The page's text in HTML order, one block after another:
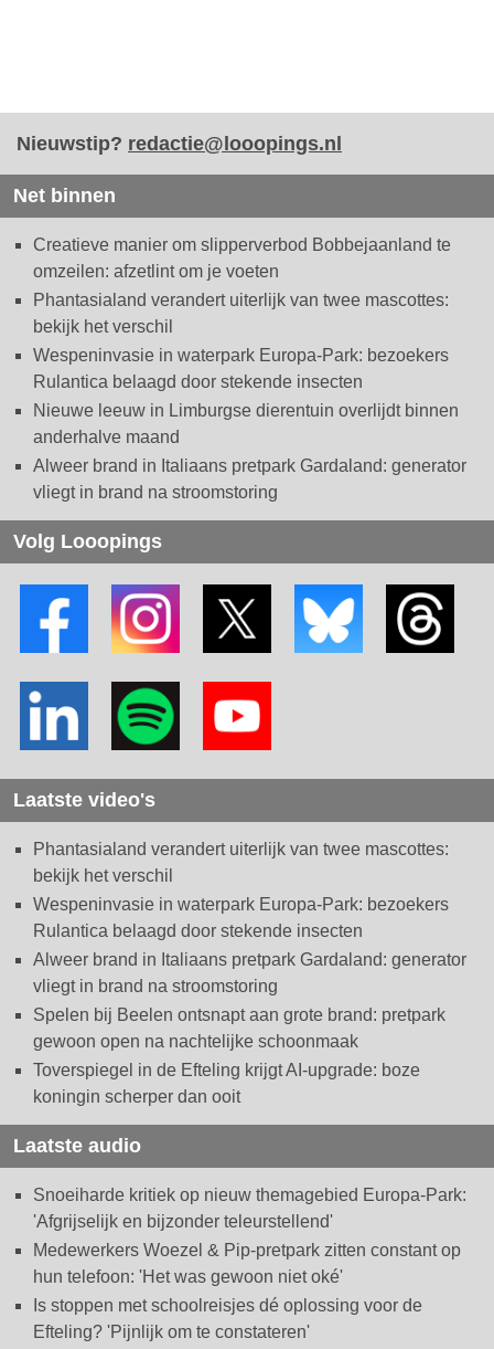
Nieuwstip? redactie@looopings.nl
Net binnen
Creatieve manier om slipperverbod Bobbejaanland te
omzeilen: afzetlint om je voeten
Phantasialand verandert uiterlijk van twee mascottes:
bekijk het verschil
Wespeninvasie in waterpark Europa-Park: bezoekers
Rulantica belaagd door stekende insecten
Nieuwe leeuw in Limburgse dierentuin overlijdt binnen
anderhalve maand
Alweer brand in Italiaans pretpark Gardaland: generator
vliegt in brand na stroomstoring
Volg Looopings
Laatste video's
Phantasialand verandert uiterlijk van twee mascottes:
bekijk het verschil
Wespeninvasie in waterpark Europa-Park: bezoekers
Rulantica belaagd door stekende insecten
Alweer brand in Italiaans pretpark Gardaland: generator
vliegt in brand na stroomstoring
Spelen bij Beelen ontsnapt aan grote brand: pretpark
gewoon open na nachtelijke schoonmaak
Toverspiegel in de Efteling krijgt AI-upgrade: boze
koningin scherper dan ooit
Laatste audio
Snoeiharde kritiek op nieuw themagebied Europa-Park:
'Afgrijselijk en bijzonder teleurstellend'
Medewerkers Woezel & Pip-pretpark zitten constant op
hun telefoon: 'Het was gewoon niet oké'
Is stoppen met schoolreisjes dé oplossing voor de
Efteling? 'Pijnlijk om te constateren'